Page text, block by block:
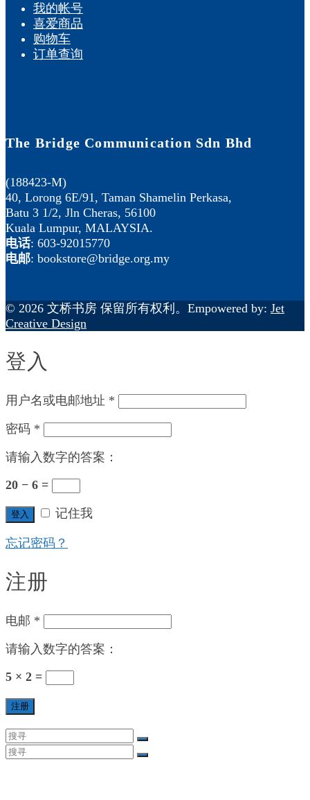
我的帐号
喜爱商品
购物车
订单查询
The Bridge Communication Sdn Bhd
(188423-M)
40, Lorong 6E/91, Taman Shamelin Perkasa,
Batu 3 1/2, Jln Cheras, 56100
Kuala Lumpur, MALAYSIA.
电话: 603-92015770
电邮: bookstore@bridge.org.my
© 2026 文桥书房 保留所有权利。Empowered by: Jet
Creative Design
登入
用户名或电邮地址 *
密码 *
请输入数字的答案：
20 − 6 =
登入 记住我
忘记密码？
注册
电邮 *
请输入数字的答案：
5 × 2 =
注册
Search
for:
Search